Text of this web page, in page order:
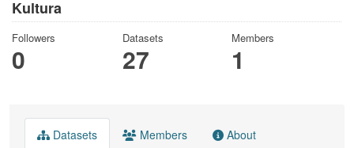
Kultura
Followers
0
Datasets
27
Members
1
Datasets Members About